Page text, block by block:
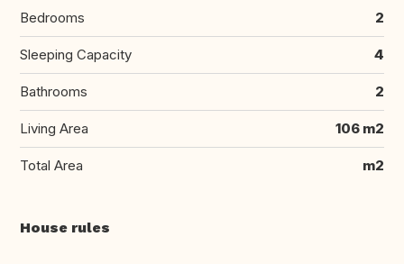
Bedrooms 2
Sleeping Capacity 4
Bathrooms 2
Living Area 106 m2
Total Area m2
House rules